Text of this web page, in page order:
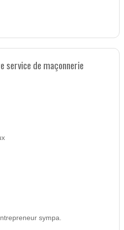
service de maçonnerie
sympa.